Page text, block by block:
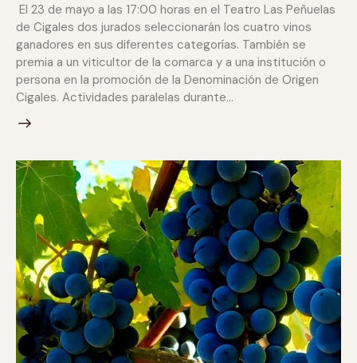
El 23 de mayo a las 17:00 horas en el Teatro Las Peñuelas
de Cigales dos jurados seleccionarán los cuatro vinos
ganadores en sus diferentes categorías. También se
premia a un viticultor de la comarca y a una institución o
persona en la promoción de la Denominación de Origen
Cigales. Actividades paralelas durante…